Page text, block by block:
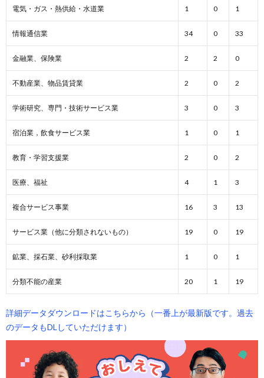
電気・ガス・熱供給・水道業 1 0 1
情報通信業 34 0 33
金融業、保険業 2 2 0
不動産業、物品賃貸業 2 0 2
学術研究、専門・技術サービス業 3 0 3
宿泊業，飲食サービス業 1 0 1
教育・学習支援業 2 0 2
医療、福祉 4 1 3
複合サービス事業 16 3 13
サービス業（他に分類されないもの） 19 0 19
鉱業、採石業、砂利採取業 1 0 1
分類不能の産業 20 1 19
詳細データダウンロードはこちらから（一番上が最新版です。過去
のデータもDLしていただけます）